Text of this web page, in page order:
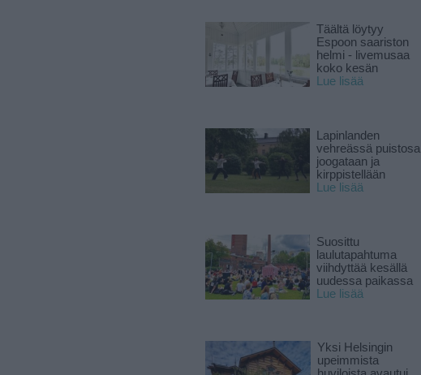
Täältä löytyy
Espoon saariston
helmi - livemusaa
koko kesän
Lue lisää
Lapinlanden
vehreässä puistosa
joogataan ja
kirppistellään
Lue lisää
Suosittu
laulutapahtuma
viihdyttää kesällä
uudessa paikassa
Lue lisää
Yksi Helsingin
upeimmista